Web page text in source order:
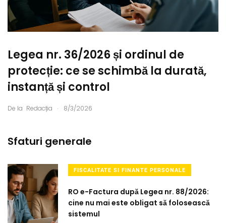
Legea nr. 36/2026 și ordinul de
protecție: ce se schimbă la durată,
instanță și control
De la Redacția . 8/3/2026
Sfaturi generale
FISCALITATE SI FINANTE PERSONALE
RO e-Factura după Legea nr. 88/2026:
cine nu mai este obligat să folosească
sistemul